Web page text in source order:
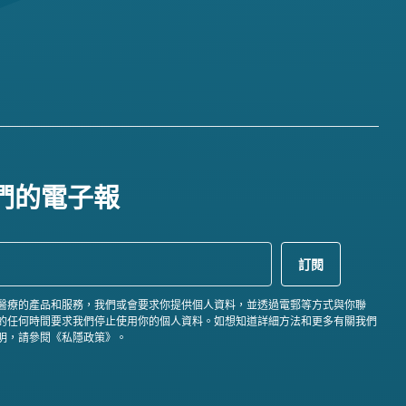
的電子報
療的產品和服務，我們或會要求你提供個人資料，並透過電郵等方式與你聯
任何時間要求我們停止使用你的個人資料。如想知道詳細方法和更多有關我們
，請參閱《私隱政策》。